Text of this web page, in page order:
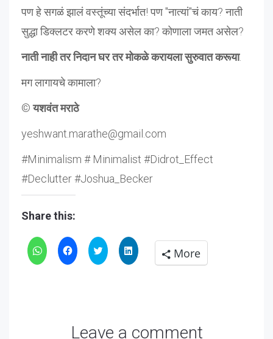
पण हे सगळं झालं वस्तूंच्या संदर्भात! पण "नात्यां"चं काय? नाती
सुद्धा डिक्लटर करणे शक्य असेल का? कोणाला जमत असेल?
नाती नाही तर निदान घर तर मोकळे करायला सुरुवात करूया.
मग लागायचे कामाला?
©यशवंत मराठे
yeshwant.marathe@gmail.com
#Minimalism # Minimalist #Didrot_Effect
#Declutter #Joshua_Becker
Share this:
Click
WhatsApp
Click
Facebook
Click
Twitter
Click
LinkedIn
More
Leave a comment